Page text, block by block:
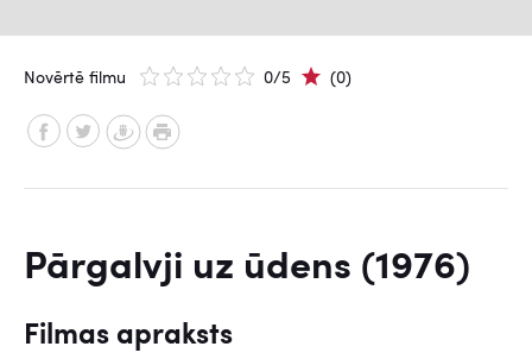
Novērtē filmu 0/5 (0)
Pārgalvji uz ūdens (1976)
Filmas apraksts